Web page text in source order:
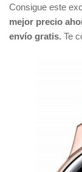
Consigue este
mejor precio
envío gratis. Te